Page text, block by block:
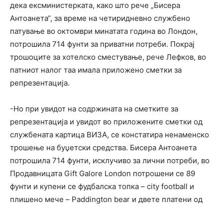
дека ексминистерката, како што рече „Бисера
Антоанета“, за време на четиридневно службено
патување во октомври минатата година во Лондон,
потрошила 714 фунти за приватни потреби. Покрај
трошоците за хотелско сместување, рече Лефков, во
патниот налог таа имала приложено сметки за
репрезентација.
-Но при увидот на содржината на сметките за
репрезентација и увидот во приложените сметки од
службената картица ВИЗА, се констатира ненаменско
трошење на буџетски средства. Бисера Антоанета
потрошила 714 фунти, исклучиво за лични потреби, во
Продавницата Gift Galore London потрошени се 89
фунти и купени се фудбалска топка – city football и
плишено мече – Paddington bear и двете платени од